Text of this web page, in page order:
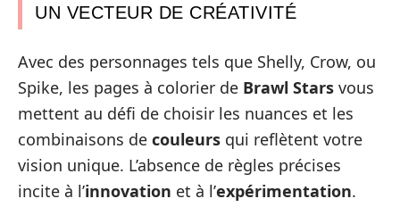
UN VECTEUR DE CRÉATIVITÉ
Avec des personnages tels que Shelly, Crow, ou
Spike, les pages à colorier de Brawl Stars vous
mettent au défi de choisir les nuances et les
combinaisons de couleurs qui reflètent votre
vision unique. L’absence de règles précises
incite à l’innovation et à l’expérimentation.